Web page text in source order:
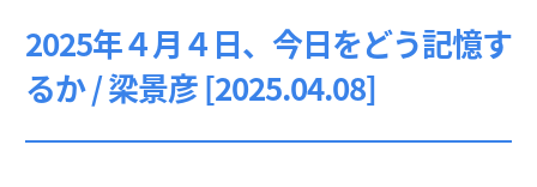
2025年４月４日、今日をどう記憶す
るか / 梁景彦 [2025.04.08]